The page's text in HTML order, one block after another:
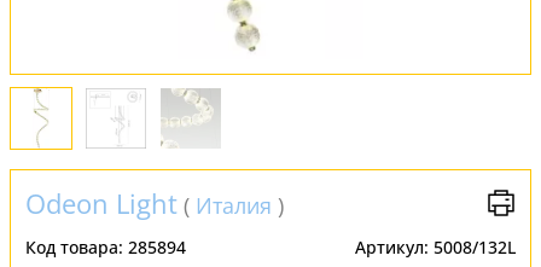
Odeon Light ( Италия )
Код товара: 285894 Артикул: 5008/132L